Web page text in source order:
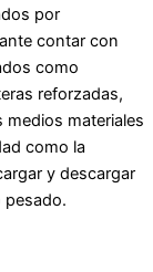
por
contar con
como
reforzadas,
materiales
como la
y descargar